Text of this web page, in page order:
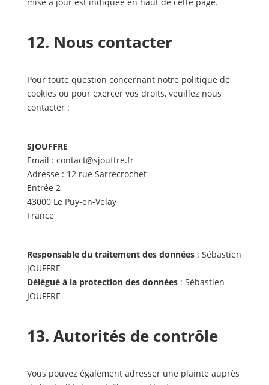
12. Nous contacter
Pour toute question concernant notre politique de
cookies ou pour exercer vos droits, veuillez nous
contacter :
SJOUFFRE
Email : contact@sjouffre.fr
Adresse : 12 rue Sarrecrochet
Entrée 2
43000 Le Puy-en-Velay
France
Responsable du traitement des données: Sébastien
JOUFFRE
Délégué à la protection des données: Sébastien
JOUFFRE
13. Autorités de contrôle
Vous pouvez également adresser une plainte auprès